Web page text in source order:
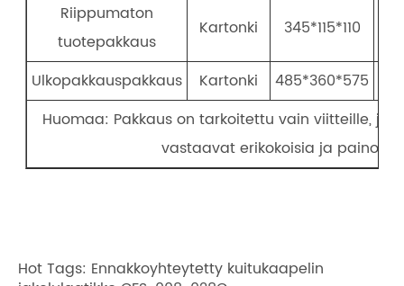
Riippumaton
tuotepakkaus
Kartonki 345*115*110
Ulkopakkauspakkaus Kartonki 485*360*575
Huomaa: Pakkaus on tarkoitettu vain viitteille, ja
vastaavat erikokoisia ja painoja
Hot Tags: Ennakkoyhteytetty kuitukaapelin